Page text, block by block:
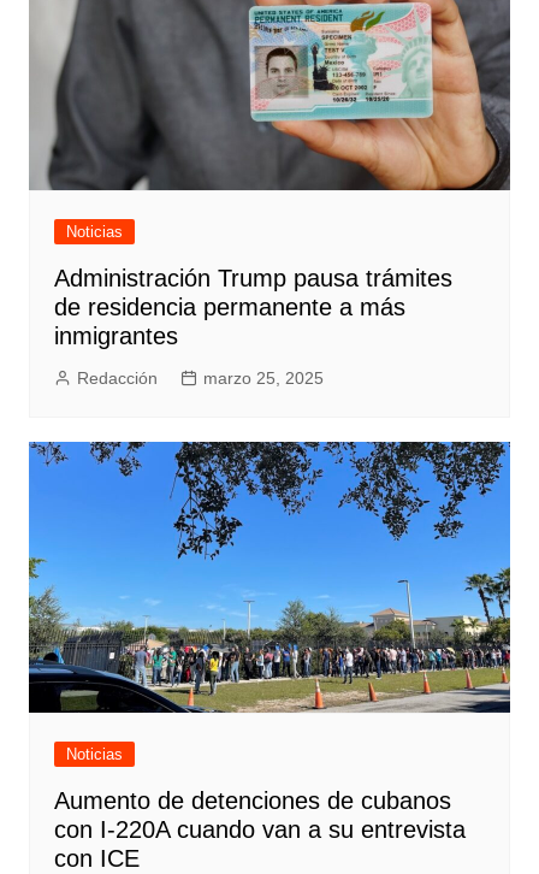
Noticias
Administración Trump pausa trámites
de residencia permanente a más
inmigrantes
Redacción marzo 25, 2025
Noticias
Aumento de detenciones de cubanos
con I-220A cuando van a su entrevista
con ICE